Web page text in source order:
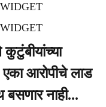
आरोपीचे लाड
नाही...